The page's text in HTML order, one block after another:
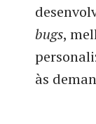
bugs,
às